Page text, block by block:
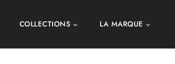
COLLECTIONS LA MARQUE